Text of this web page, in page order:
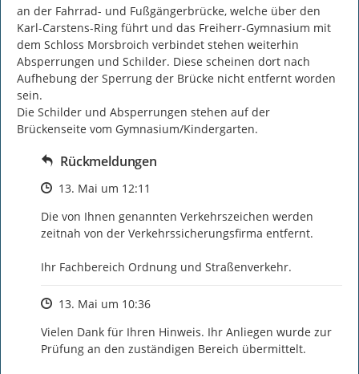
an der Fahrrad- und Fußgängerbrücke, welche über den
Karl-Carstens-Ring führt und das Freiherr-Gymnasium mit
dem Schloss Morsbroich verbindet stehen weiterhin
Absperrungen und Schilder. Diese scheinen dort nach
Aufhebung der Sperrung der Brücke nicht entfernt worden
sein.
Die Schilder und Absperrungen stehen auf der
Brückenseite vom Gymnasium/Kindergarten.
Rückmeldungen
Zeitpunkt des Erstellens
13. Mai um 12:11
Die von Ihnen genannten Verkehrszeichen werden
zeitnah von der Verkehrssicherungsfirma entfernt.
Ihr Fachbereich Ordnung und Straßenverkehr.
Zeitpunkt des Erstellens
13. Mai um 10:36
Vielen Dank für Ihren Hinweis. Ihr Anliegen wurde zur
Prüfung an den zuständigen Bereich übermittelt.